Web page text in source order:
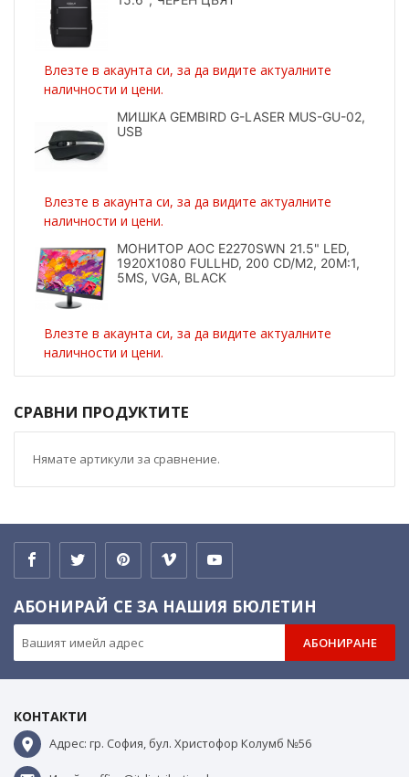
Влезте в акаунта си, за да видите актуалните
наличности и цени.
МИШКА GEMBIRD G-LASER MUS-GU-02,
USB
Влезте в акаунта си, за да видите актуалните
наличности и цени.
МОНИТОР AOC E2270SWN 21.5" LED,
1920X1080 FULLHD, 200 CD/M2, 20M:1,
5MS, VGA, BLACK
Влезте в акаунта си, за да видите актуалните
наличности и цени.
СРАВНИ ПРОДУКТИТЕ
Нямате артикули за сравнение.
АБОНИРАЙ СЕ ЗА НАШИЯ БЮЛЕТИН
АБОНИРАНЕ
КОНТАКТИ
Адрес: гр. София, бул. Христофор Колумб №56